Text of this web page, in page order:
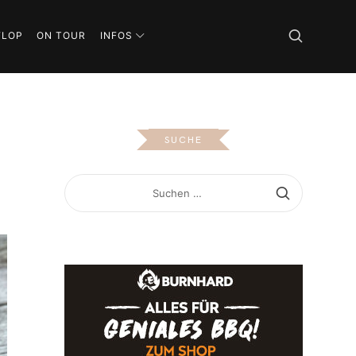
ON TOUR INFOS
SUCHE
SUCHEN